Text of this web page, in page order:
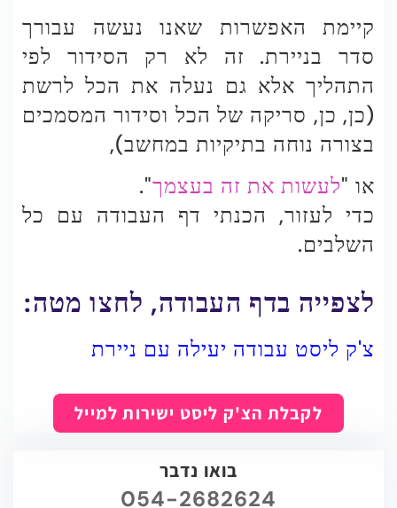
קיימת האפשרות שאנו נעשה עבורך
סדר בניירת. זה לא רק הסידור לפי
התהליך אלא גם נעלה את הכל לרשת
(כן, כן, סריקה של הכל וסידור המסמכים
בצורה נוחה בתיקיות במחשב),
או "לעשות את זה בעצמך".
כדי לעזור, הכנתי דף העבודה עם כל
השלבים.
לצפייה בדף העבודה, לחצו מטה:
צ'ק ליסט עבודה יעילה עם ניירת
לקבלת הצ'ק ליסט ישירות למייל
בואו נדבר
054-2682624